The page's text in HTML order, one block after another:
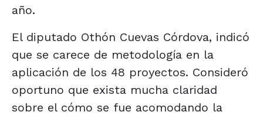
año.
El diputado Othón Cuevas Córdova, indicó
que se carece de metodología en la
aplicación de los 48 proyectos. Consideró
oportuno que exista mucha claridad
sobre el cómo se fue acomodando la